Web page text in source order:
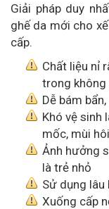
Giải pháp duy
ghế da mới cho
cấp.
Chất liệu nỉ
trong không
Dễ bám
Khó vệ sinh
mốc, mùi
Ảnh hưởng
là trẻ nhỏ
Sử dụng lâu
Xuống cấp